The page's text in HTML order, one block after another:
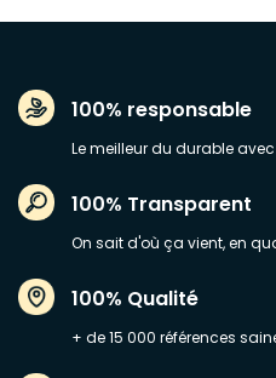
100% responsable
Le meilleur du durable
100% Transparent
On sait d'où ça vient, en
100% Qualité
+ de 15 000 références